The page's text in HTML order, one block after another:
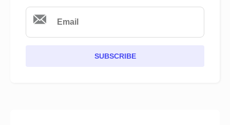
SUBSCRIBE